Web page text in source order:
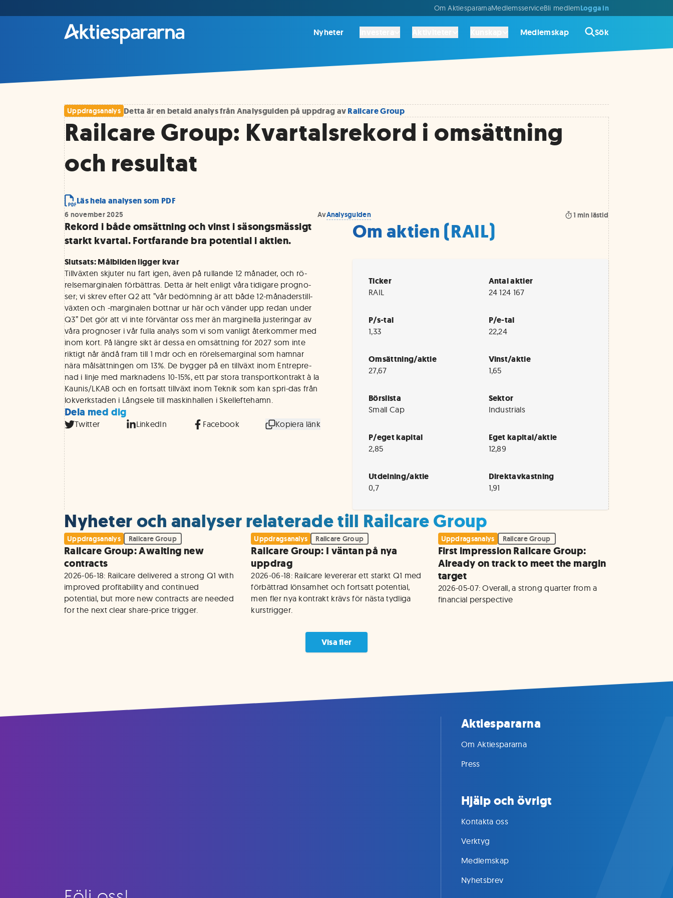
Om AktiespararnaMedlemsserviceBli medlemLogga in
Nyheter Medlemskap Sök
Uppdragsanalys Detta är en betald analys från Analysguiden på uppdrag avRailcare Group
Railcare Group: Kvartalsrekord i omsättning
och resultat
Läs hela analysen som PDF
6 november 2025 AvAnalysguiden 1 min lästid
Rekord i både omsättning och vinst i säsongsmässigt
starkt kvartal. Fortfarande bra potential i aktien.
Slutsats: Målbilden ligger kvar
Tillväxten skjuter nu fart igen, även på rullande 12 månader, och rö-
relsemarginalen förbättras. Detta är helt enligt våra tidigare progno-
ser; vi skrev efter Q2 att ”vår bedömning är att både 12-månaderstill-
växten och -marginalen bottnar ur här och vänder upp redan under
Q3” Det gör att vi inte förväntar oss mer än marginella justeringar av
våra prognoser i vår fulla analys som vi som vanligt återkommer med
inom kort. På längre sikt är dessa en omsättning för 2027 som inte
riktigt når ändå fram till 1 mdr och en rörelsemarginal som hamnar
nära målsättningen om 13%. De bygger på en tillväxt inom Entrepre-
nad i linje med marknadens 10-15%, ett par stora transportkontrakt à la
Kaunis/LKAB och en fortsatt tillväxt inom Teknik som kan spri-das från
lokverkstaden i Långsele till maskinhallen i Skelleftehamn.
Dela med dig
Twitter LinkedIn Facebook Kopiera länk
Om aktien (RAIL)
Ticker
RAIL
Antal aktier
24 124 167
P/s-tal
1,33
P/e-tal
22,24
Omsättning/aktie
27,67
Vinst/aktie
1,65
Börslista
Small Cap
Sektor
Industrials
P/eget kapital
2,85
Eget kapital/aktie
12,89
Utdelning/aktie
0,7
Direktavkastning
1,91
Nyheter och analyser relaterade till Railcare Group
Uppdragsanalys Railcare Group
Railcare Group: Awaiting new
contracts
2026-06-18: Railcare delivered a strong Q1 with
improved profitability and continued
potential, but more new contracts are needed
for the next clear share-price trigger.
Uppdragsanalys Railcare Group
Railcare Group: I väntan på nya
uppdrag
2026-06-18: Railcare levererar ett starkt Q1 med
förbättrad lönsamhet och fortsatt potential,
men fler nya kontrakt krävs för nästa tydliga
kurstrigger.
Uppdragsanalys Railcare Group
First impression Railcare Group:
Already on track to meet the margin
target
2026-05-07: Overall, a strong quarter from a
financial perspective
Visa fler
Aktiespararna
Om Aktiespararna
Press
Hjälp och övrigt
Kontakta oss
Verktyg
Medlemskap
Nyhetsbrev